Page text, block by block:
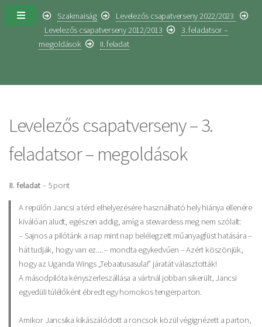
Szakmaiság
Levelezős csapatverseny 2022/2023
Levelezős csapatverseny 2012/2013
3. feladatsor –
megoldások
II. feladat
Levelezős csapatverseny – 3.
feladatsor – megoldások
II. feladat– 5 pont
A repülőn Jancsi a térd elhelyezésére használható hely hiánya ellenére
kiválóan aludt, egészen addig, amíg a stewardess meg nem szólalt:
– Sajnos a pilótánk a nap mint nap belélegzett műanyagfüst hatására –
hát tudják, hogy van ez.... – mondta egykedvűen – Azért köszönjük,
hogy az Uganda Wings „Tebaatusasula!” járatát választották!
A másodpilóta kényszerleszállása a vártnál jobban sikerült, Jancsi
egyedüli túlélőként ébredt egy homokos tengerparton.
Amikor Jancsika kikászálódott a roncsok közül végignézett a parton,